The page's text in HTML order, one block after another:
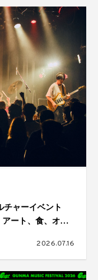
チャーイベント
ート、食、オー
2026.07.16